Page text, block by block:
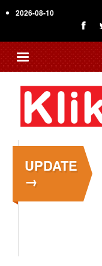
to
content
2026-08-10
UPDATE
→